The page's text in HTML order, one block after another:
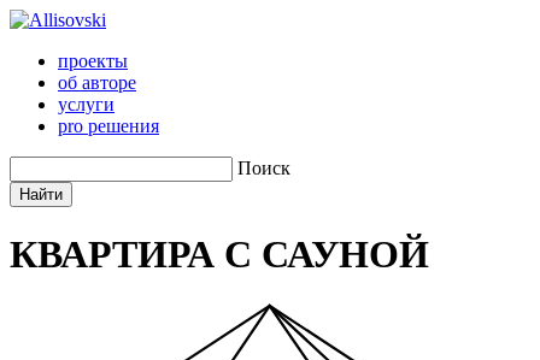
проекты
об авторе
услуги
pro решения
Поиск
КВАРТИРА С САУНОЙ